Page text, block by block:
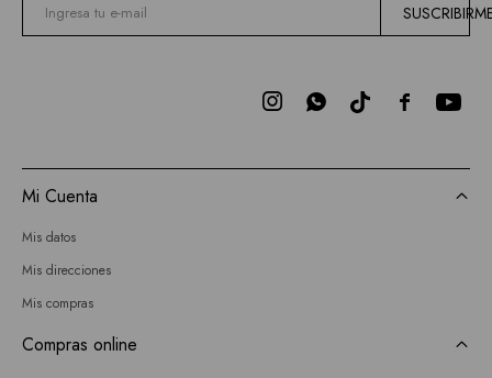

 
Mi Cuenta
Mis datos
Mis direcciones
Mis compras
Compras online